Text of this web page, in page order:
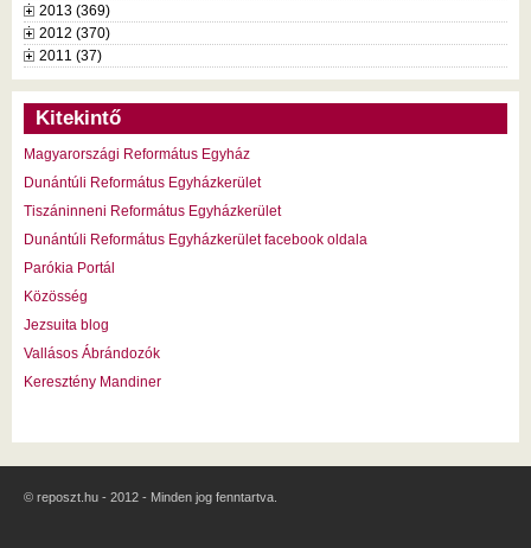
2013 (369)
2012 (370)
2011 (37)
Kitekintő
Magyarországi Református Egyház
Dunántúli Református Egyházkerület
Tiszáninneni Református Egyházkerület
Dunántúli Református Egyházkerület facebook oldala
Parókia Portál
Közösség
Jezsuita blog
Vallásos Ábrándozók
Keresztény Mandiner
© reposzt.hu - 2012 - Minden jog fenntartva.